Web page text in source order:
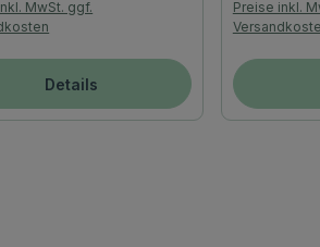
MwSt. ggf.
Details
Preise inkl.